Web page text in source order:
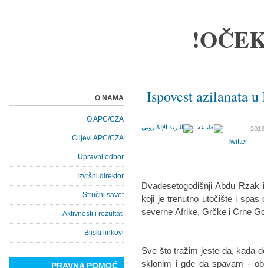
Ispovest azilanata
Twitter
Dvadesetogodišnji Abdu
koji je trenutno utočište i
severne Afrike, Grčke i Crne
- Sve što tražim jeste da, kada
sklonim i gde da spavam -
O NAMA
O APC/CZA
Ciljevi APC/CZA
Upravni odbor
Izvršni direktor
Stručni savet
Aktivnosti i rezultati
Bliski linkovi
PRAVNA POMOĆ